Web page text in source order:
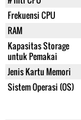
Frekuensi CPU
RAM
Kapasitas Storage
untuk Pemakai
Jenis Kartu Memori
Sistem Operasi (OS)